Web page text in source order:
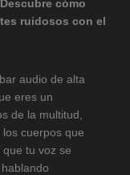
Descubre cómo
ruidosos con el
audio de alta
eres un
de la multitud,
cuerpos que
tu voz se